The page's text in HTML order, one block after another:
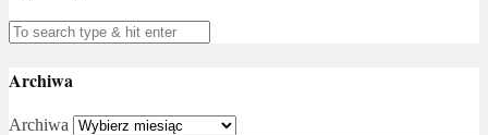
Archiwa
Archiwa